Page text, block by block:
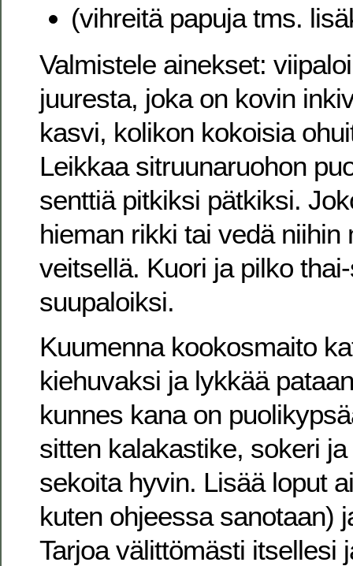
(vihreitä papuja tms.
Valmistele ainekset:
juuresta, joka on kovin
kasvi, kolikon kokoisia
Leikkaa sitruunaruohon
senttiä pitkiksi pätkiksi.
hieman rikki tai vedä niihin
veitsellä. Kuori ja pilko
suupaloiksi.
Kuumenna kookosmaito
kiehuvaksi ja lykkää
kunnes kana on
sitten kalakastike, sokeri
sekoita hyvin. Lisää loput
kuten ohjeessa sanotaan)
Tarjoa välittömästi itsellesi